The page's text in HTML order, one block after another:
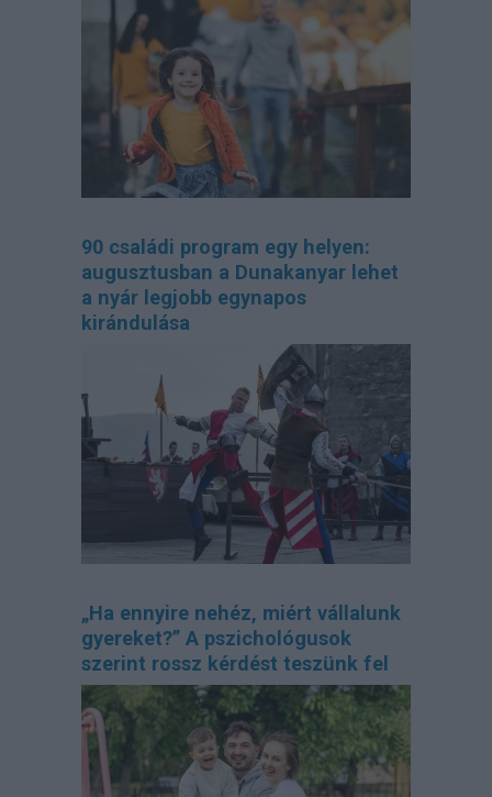
90 családi program egy helyen:
augusztusban a Dunakanyar lehet
a nyár legjobb egynapos
kirándulása
„Ha ennyire nehéz, miért vállalunk
gyereket?” A pszichológusok
szerint rossz kérdést teszünk fel